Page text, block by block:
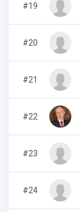
#19
#20
#21
#22
#23
#24